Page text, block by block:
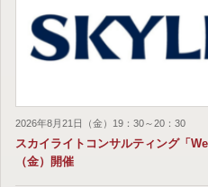
2026年8月21日（金）19：30～20：30
スカイライトコンサルティング「
（金）開催